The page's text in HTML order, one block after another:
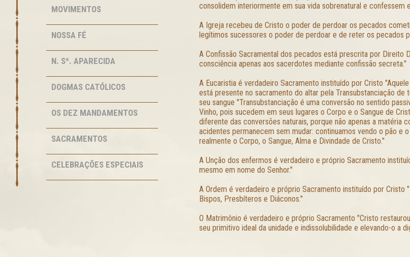
MOVIMENTOS
NOSSA FÉ
N. Sª. APARECIDA
DOGMAS CATÓLICOS
OS DEZ MANDAMENTOS
SACRAMENTOS
CELEBRAÇÕES ESPECIAIS
consolidem interiormente em sua vida sobrenatural e
A Igreja recebeu de Cristo o poder de perdoar os pecados
legítimos sucessores o poder de perdoar e de reter os pecados
A Confissão Sacramental dos pecados está prescrita por Direito
consciência apenas aos sacerdotes mediante confissão secreta."
A Eucaristia é verdadeiro Sacramento instituído por Cristo
está presente no sacramento do altar pela Transubstanciação
seu sangue "Transubstanciação é uma conversão no sentido
Vinho, pois sucedem em seus lugares o Corpo e o Sangue de
diferente das conversões naturais, porque não apenas a matéria
acidentes permanecem sem mudar: continuamos vendo o pão e
realmente o Corpo, o Sangue, Alma e Divindade de Cristo."
A Unção dos enfermos é verdadeiro e próprio Sacramento
mesmo em nome do Senhor."
A Ordem é verdadeiro e próprio Sacramento instituído por Cristo
Bispos, Presbíteros e Diáconos."
O Matrimônio é verdadeiro e próprio Sacramento "Cristo
seu primitivo ideal da unidade e indissolubilidade e elevando-o a